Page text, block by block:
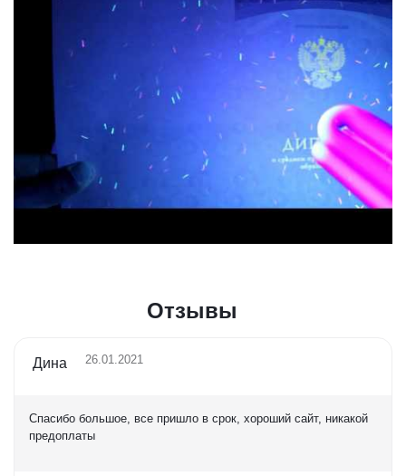
Отзывы
Дина 26.01.2021
Спасибо большое, все пришло в срок, хороший сайт, никакой
предоплаты